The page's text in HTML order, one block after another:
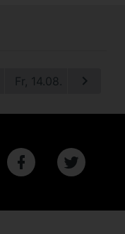
Fr, 14.08. Sa, 15.08.